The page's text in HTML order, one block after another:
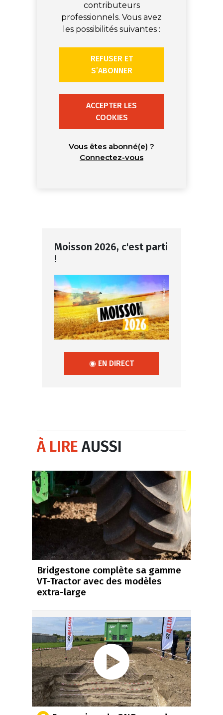
contributeurs
professionnels. Vous avez
les possibilités suivantes :
REFUSER ET
S’ABONNER
ACCEPTER LES
COOKIES
Vous êtes abonné(e) ?
Connectez-vous
Moisson 2026, c'est parti
!
◉ EN DIRECT
À LIREAUSSI
Bridgestone complète sa gamme
VT-Tractor avec des modèles
extra-large